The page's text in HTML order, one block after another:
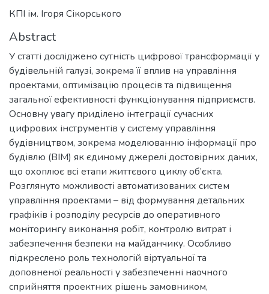
КПІ ім. Ігоря Сікорського
Abstract
У статті досліджено сутність цифрової трансформації у
будівельній галузі, зокрема її вплив на управління
проектами, оптимізацію процесів та підвищення
загальної ефективності функціонування підприємств.
Основну увагу приділено інтеграції сучасних
цифрових інструментів у систему управління
будівництвом, зокрема моделюванню інформації про
будівлю (BIM) як єдиному джерелі достовірних даних,
що охоплює всі етапи життєвого циклу об’єкта.
Розглянуто можливості автоматизованих систем
управління проектами – від формування детальних
графіків і розподілу ресурсів до оперативного
моніторингу виконання робіт, контролю витрат і
забезпечення безпеки на майданчику. Особливо
підкреслено роль технологій віртуальної та
доповненої реальності у забезпеченні наочного
сприйняття проектних рішень замовником,